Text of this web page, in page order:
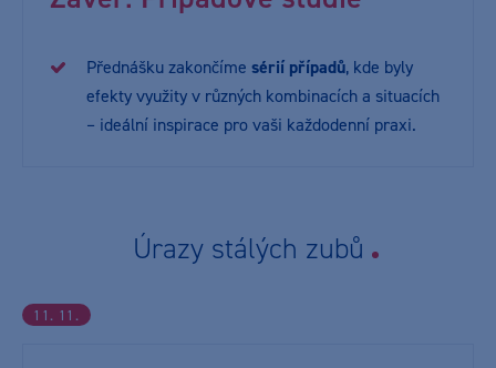
Přednášku zakončíme sérií případů, kde byly
efekty využity v různých kombinacích a situacích
– ideální inspirace pro vaši každodenní praxi.
Úrazy stálých zubů
11. 11.